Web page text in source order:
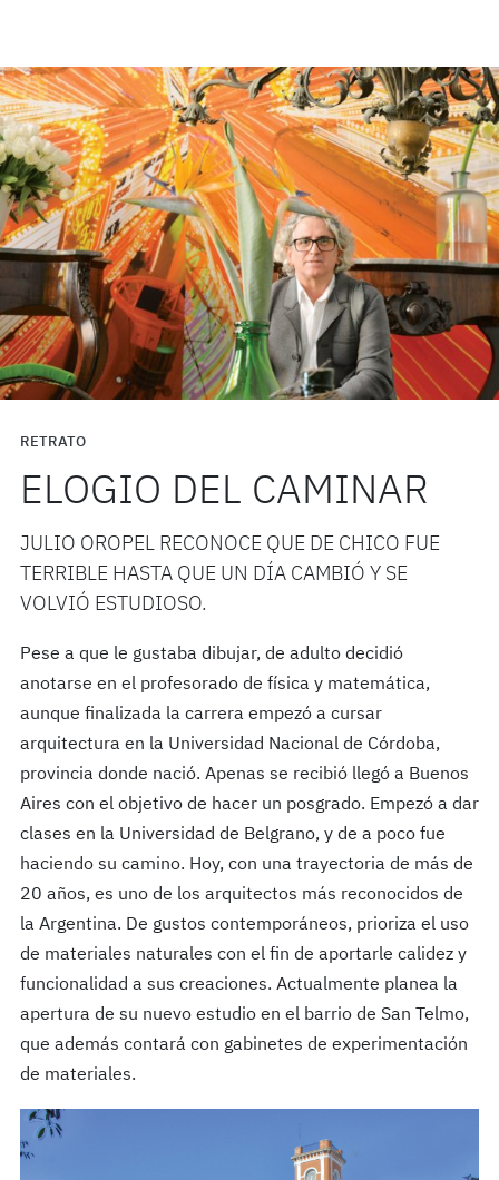
RETRATO
ELOGIO DEL CAMINAR
JULIO OROPEL RECONOCE QUE DE CHICO FUE
TERRIBLE HASTA QUE UN DÍA CAMBIÓ Y SE
VOLVIÓ ESTUDIOSO.
Pese a que le gustaba dibujar, de adulto decidió
anotarse en el profesorado de física y matemática,
aunque finalizada la carrera empezó a cursar
arquitectura en la Universidad Nacional de Córdoba,
provincia donde nació. Apenas se recibió llegó a Buenos
Aires con el objetivo de hacer un posgrado. Empezó a dar
clases en la Universidad de Belgrano, y de a poco fue
haciendo su camino. Hoy, con una trayectoria de más de
20 años, es uno de los arquitectos más reconocidos de
la Argentina. De gustos contemporáneos, prioriza el uso
de materiales naturales con el fin de aportarle calidez y
funcionalidad a sus creaciones. Actualmente planea la
apertura de su nuevo estudio en el barrio de San Telmo,
que además contará con gabinetes de experimentación
de materiales.